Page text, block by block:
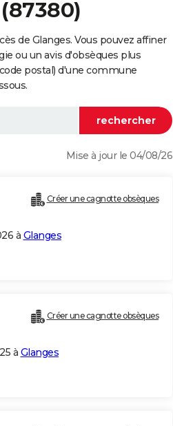
de Glanges. Vous pouvez affiner
ou un avis d'obsèques plus
postal) d'une commune
Mise à jour le 04/08/26
Créer une cagnotte obsèques
à Glanges
Créer une cagnotte obsèques
à Glanges